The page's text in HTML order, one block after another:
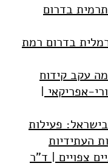
בדרום
בדרום רמת
עקב קידוח
אפריקאי |
פעילות
העתידיות
צפויים | ד"ר